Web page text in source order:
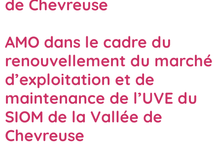
de Chevreuse
AMO dans le cadre du
renouvellement du marché
d’exploitation et de
maintenance de l’UVE du
SIOM de la Vallée de
Chevreuse